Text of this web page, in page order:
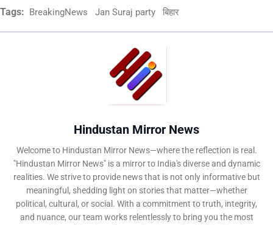
Tags: BreakingNews Jan Suraj party बिहार
Hindustan Mirror News
Welcome to Hindustan Mirror News—where the reflection is real.
"Hindustan Mirror News" is a mirror to India's diverse and dynamic
realities. We strive to provide news that is not only informative but
meaningful, shedding light on stories that matter—whether
political, cultural, or social. With a commitment to truth, integrity,
and nuance, our team works relentlessly to bring you the most